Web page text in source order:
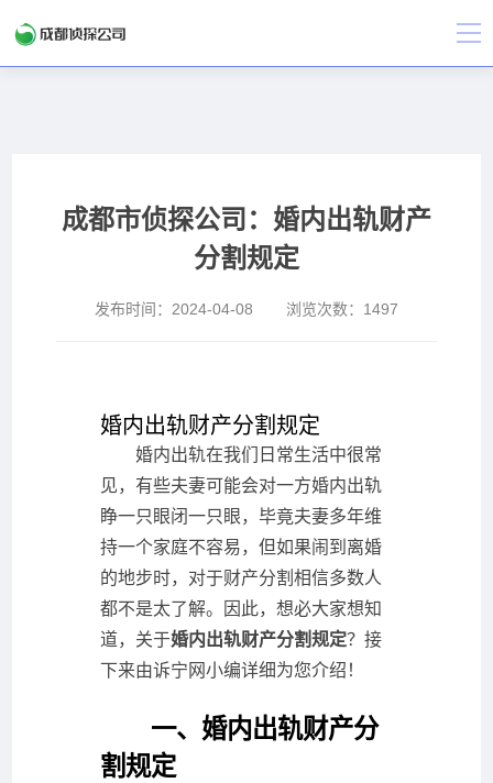
成都市侦探公司：婚内出轨财产
分割规定
发布时间： 2024-04-08 浏览次数： 1497
婚内出轨财产分割规定
婚内出轨在我们日常生活中很常
见，有些夫妻可能会对一方婚内出轨
睁一只眼闭一只眼，毕竟夫妻多年维
持一个家庭不容易，但如果闹到离婚
的地步时，对于财产分割相信多数人
都不是太了解。因此，想必大家想知
道，关于婚内出轨财产分割规定？接
下来由诉宁网小编详细为您介绍！
一、婚内出轨财产分
割规定